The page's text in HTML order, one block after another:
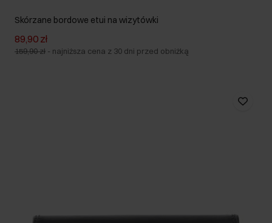
Skórzane bordowe etui na wizytówki
89,90 zł
159,90 zł - najniższa cena z 30 dni przed obniżką